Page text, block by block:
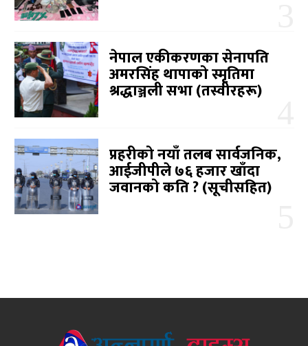
नेपाल एकीकरणका सेनापति
अमरसिंह थापाको स्मृतिमा
श्रद्धाञ्जली सभा (तस्वीरहरू)
प्रहरीको नयाँ तलब सार्वजनिक,
आईजीपीले ७६ हजार खाँदा
जवानको कति ? (सूचीसहित)